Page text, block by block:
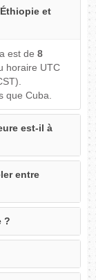
et
est de8
horaire UTC
que Cuba.
est-il à
entre
?